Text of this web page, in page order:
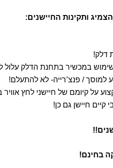
ותקינות החיישנים:
דלק!
שימוש במכשיר בתחנת הדלק עלול
למוסך / פנצ’רייה- לא להתעלם!
על קיומם של חיישני לחץ אוויר
חיישן גם כן!
בחינם!